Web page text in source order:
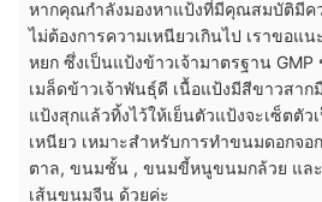
หากคุณกำลังมองหาแป้งที่มีคุณสมบัติมีค
ไม่ต้องการความเหนียวเกินไป เราขอแ
หยก ซึ่งเป็นแป้งข้าวเจ้ามาตรฐาน
เมล็ดข้าวเจ้าพันธุ์ดี เนื้อแป้งมีสีขาวสาก
แป้งสุกแล้วทิ้งไว้ให้เย็นตัวแป้งจะเซ็ตตั
เหนียว เหมาะสำหรับการทำขนมดอกจ
ตาล, ขนมชั้น , ขนมขี้หนูขนมกล้วย และ
เส้นขนมจีน ด้วยค่ะ